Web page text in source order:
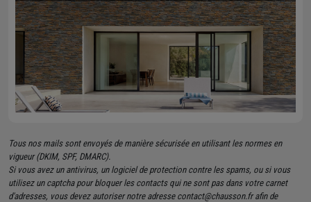
Tous nos mails sont envoyés de manière sécurisée en utilisant les normes en
vigueur (DKIM, SPF, DMARC).
Si vous avez un antivirus, un logiciel de protection contre les spams, ou si vous
utilisez un captcha pour bloquer les contacts qui ne sont pas dans votre carnet
d'adresses, vous devez autoriser notre adresse contact@chausson.fr afin de